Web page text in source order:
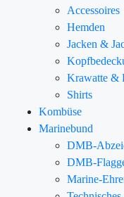
Accessoires
Hemden
Jacken &
Krawatte &
Shirts
Kombüse
Marinebund
DMB-
DMB-
Marine-